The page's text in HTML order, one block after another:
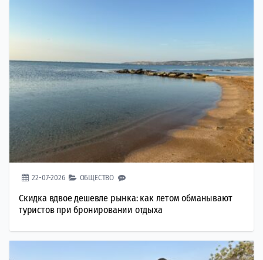
22-07-2026 ОБЩЕСТВО
Скидка вдвое дешевле рынка: как летом обманывают
туристов при бронировании отдыха